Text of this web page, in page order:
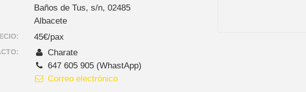
Baños de Tus, s/n, 02485
Albacete
45€/pax
Charate
647 605 905 (WhastApp)
Correo electrónico